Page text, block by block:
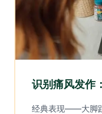
识别痛风发作
经典表现——大脚